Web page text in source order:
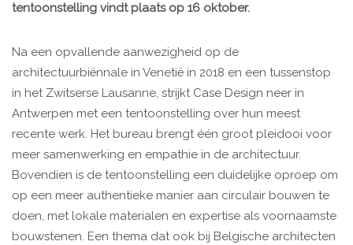
tentoonstelling vindt plaats op 16 oktober.
Na een opvallende aanwezigheid op de
architectuurbiënnale in Venetië in 2018 en een tussenstop
in het Zwitserse Lausanne, strijkt Case Design neer in
Antwerpen met een tentoonstelling over hun meest
recente werk. Het bureau brengt één groot pleidooi voor
meer samenwerking en empathie in de architectuur.
Bovendien is de tentoonstelling een duidelijke oproep om
op een meer authentieke manier aan circulair bouwen te
doen, met lokale materialen en expertise als voornaamste
bouwstenen. Een thema dat ook bij Belgische architecten